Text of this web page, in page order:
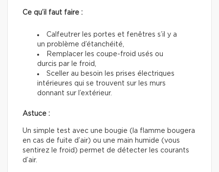
Ce qu’il faut faire :
Calfeutrer les portes et fenêtres s’il y a
un problème d’étanchéité,
Remplacer les coupe-froid usés ou
durcis par le froid,
Sceller au besoin les prises électriques
intérieures qui se trouvent sur les murs
donnant sur l’extérieur.
Astuce :
Un simple test avec une bougie (la flamme bougera
en cas de fuite d’air) ou une main humide (vous
sentirez le froid) permet de détecter les courants
d’air.